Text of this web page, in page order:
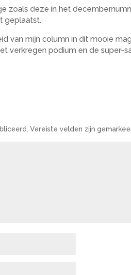
zoals deze in het
geplaatst.
van mijn column in dit mooie
verkregen podium en de super-
Vereiste velden zijn